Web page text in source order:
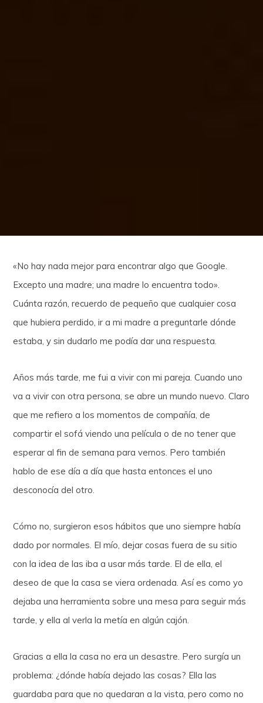
«No hay nada mejor para encontrar algo que Google.
Excepto una madre; una madre lo encuentra todo».
Cuánta razón, recuerdo de pequeño que cualquier cosa
que hubiera perdido, ir a mi madre a preguntarle dónde
estaba, y sin dudarlo me podía dar una respuesta.
Años más tarde, me fui a vivir con mi pareja. Cuando uno
va a vivir con otra persona, se abre un mundo nuevo. Claro
que me refiero a los momentos de compañía, de
compartir el sofá viendo una película o de no tener que
esperar al fin de semana para vernos. Pero también
hablo de ese día a día que hasta entonces el uno
desconocía del otro.
Cómo no, surgieron esos hábitos que uno siempre había
dado por normales. El mío, dejar cosas fuera de su sitio
con la idea de las iba a usar más tarde. El de ella, el
deseo de que la casa se viera ordenada. Así es como yo
dejaba una herramienta sobre una mesa para seguir más
tarde, y ella al verla la metía en algún cajón.
Gracias a ella la casa no era un desastre. Pero surgía un
problema: ¿dónde había dejado las cosas? Ella las
guardaba para que no quedaran a la vista, pero como no